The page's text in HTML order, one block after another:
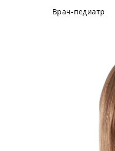
Врач-педиатр